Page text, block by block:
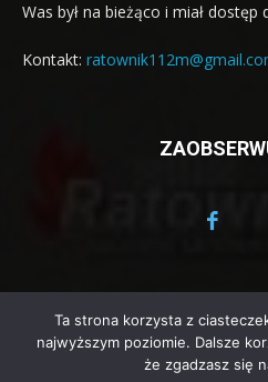
Was był na bieżąco i miał
Kontakt:
© Ratownik 112 - Małopolski Portal
Ta strona korzysta z
najwyższym poziomie. Dalsze
że zgadzasz się